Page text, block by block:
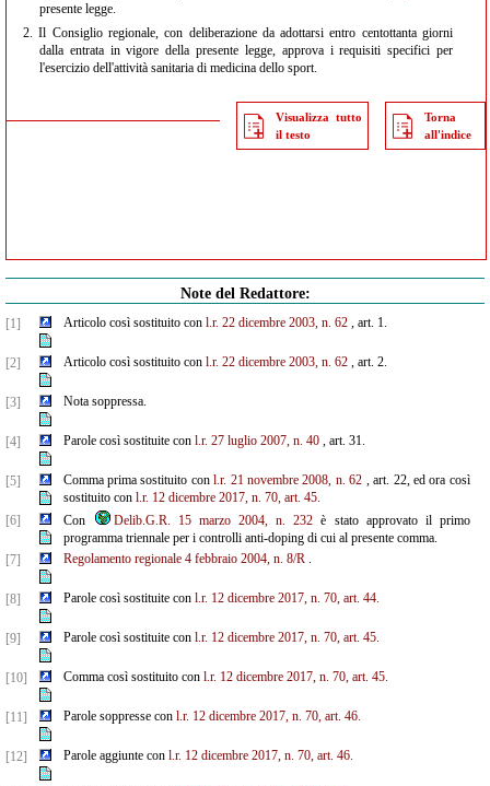
presente legge.
2.Il Consiglio regionale, con deliberazione da adottarsi entro centottanta giorni
dalla entrata in vigore della presente legge, approva i requisiti specifici per
l'esercizio dell'attività sanitaria di medicina dello sport.
Visualizza tutto
il testo
Torna
all'indice
Note del Redattore:
[1] Articolo così sostituito con l.r. 22 dicembre 2003, n. 62, art. 1.
[2] Articolo così sostituito con l.r. 22 dicembre 2003, n. 62, art. 2.
[3] Nota soppressa.
[4] Parole così sostituite con l.r. 27 luglio 2007, n. 40, art. 31.
[5] Comma prima sostituito conl.r. 21 novembre 2008, n. 62 , art. 22, ed ora così
sostituito con l.r. 12 dicembre 2017, n. 70, art. 45.
[6]
Con Delib.G.R. 15 marzo 2004, n. 232 è stato approvato il primo
programma triennale per i controlli anti-doping di cui al presente comma.
[7]
Regolamento regionale 4 febbraio 2004, n. 8/R.
[8] Parole così sostituite con l.r. 12 dicembre 2017, n. 70, art. 44.
[9] Parole così sostituite con l.r. 12 dicembre 2017, n. 70, art. 45.
[10] Comma così sostituito con l.r. 12 dicembre 2017, n. 70, art. 45.
[11] Parole soppresse con l.r. 12 dicembre 2017, n. 70, art. 46.
[12] Parole aggiunte con l.r. 12 dicembre 2017, n. 70, art. 46.